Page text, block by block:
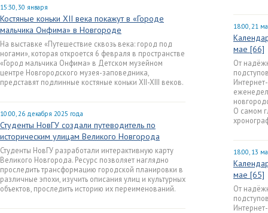
15:30, 30 января
Костяные коньки XII века покажут в «Городе
мальчика Онфима» в Новгороде
На выставке «Путешествие сквозь века: город под
ногами», которая откроется 6 февраля в пространстве
«Город мальчика Онфима» в Детском музейном
центре Новгородского музея-заповедника,
представят подлинные костяные коньки XII-XIII веков.
10:00, 26 декабря 2025 года
Студенты НовГУ создали путеводитель по
историческим улицам Великого Новгорода
Студенты НовГУ разработали интерактивную карту
Великого Новгорода. Ресурс позволяет наглядно
проследить трансформацию городской планировки в
различные эпохи, изучить описания улиц и культурных
объектов, проследить историю их переименований.
18:00, 21
мае [66]
От
О самом
18:00, 13
мае [65]
От